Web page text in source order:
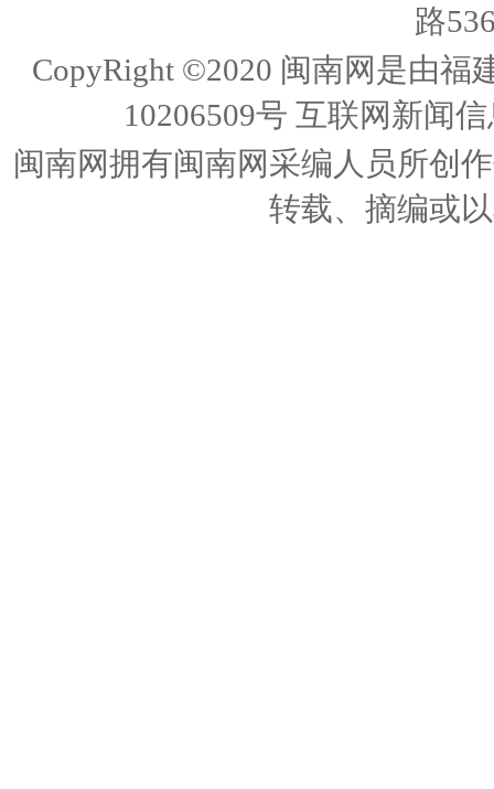
路
CopyRight ©2020 闽南网是由
10206509号 互联网新闻
闽南网拥有闽南网采编人员所创
转载、摘编或